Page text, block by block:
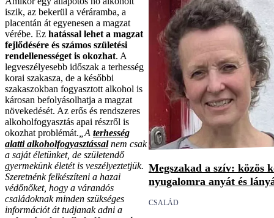
iszik, az bekerül a véráramba, a
placentán át egyenesen a magzat
vérébe. Ez hatással lehet a magzat
fejlődésére és számos születési
rendellenességet is okozhat. A
legveszélyesebb időszak a terhesség
korai szakasza, de a későbbi
szakaszokban fogyasztott alkohol is
károsan befolyásolhatja a magzat
növekedését. Az erős és rendszeres
alkoholfogyasztás apai részről is
okozhat problémát. „A terhesség
alatti alkoholfogyasztássalnem csak
a saját életünket, de születendő
gyermekünk életét is veszélyeztetjük.
Szeretnénk felkészíteni a hazai
védőnőket, hogy a várandós
családoknak minden szükséges
információt át tudjanak adni a
Megszakad a szív: közös
nyugalomra anyát és
CSALÁD